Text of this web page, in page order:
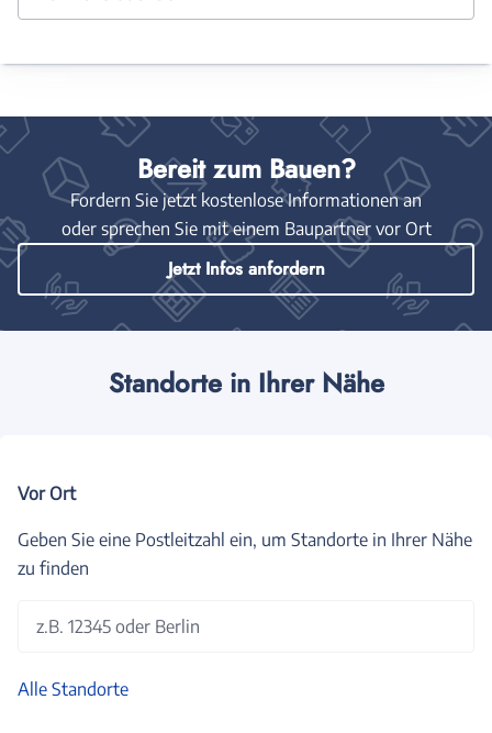
Bereit zum Bauen?
Fordern Sie jetzt kostenlose Informationen an
oder sprechen Sie mit einem Baupartner vor Ort
Jetzt Infos anfordern
Standorte in Ihrer Nähe
Vor Ort
Geben Sie eine Postleitzahl ein, um Standorte in Ihrer Nähe
zu finden
z.B. 12345 oder Berlin
Alle Standorte